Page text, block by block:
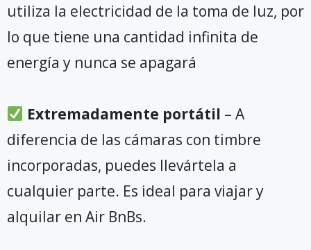
utiliza la electricidad de la toma de luz, por
lo que tiene una cantidad infinita de
energía y nunca se apagará
Extremadamente portátil – A
diferencia de las cámaras con timbre
incorporadas, puedes llevártela a
cualquier parte. Es ideal para viajar y
alquilar en Air BnBs.